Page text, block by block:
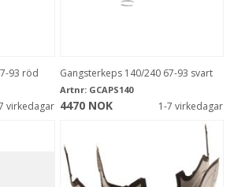
93 röd
virkedagar
Gangsterkeps 140/240 67-93 svart
Artnr: GCAPS140
4470 NOK 1-7 virkedagar